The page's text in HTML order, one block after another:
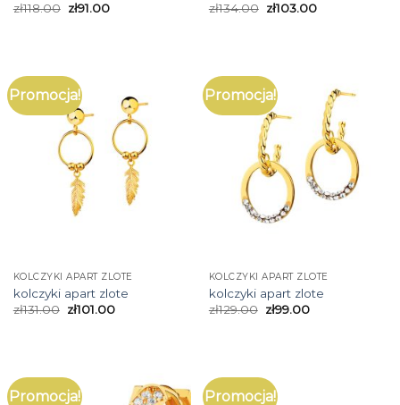
zł118.00 zł91.00
zł134.00 zł103.00
Promocja!
KOLCZYKI APART ZLOTE
kolczyki apart zlote
zł131.00 zł101.00
Promocja!
KOLCZYKI APART ZLOTE
kolczyki apart zlote
zł129.00 zł99.00
Promocja! Promocja!